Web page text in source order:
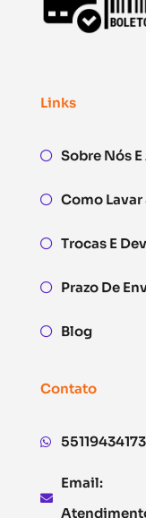
Links
Sobre Nós
Como Lavar
Trocas E
Prazo De
Blog
Contato
Email: